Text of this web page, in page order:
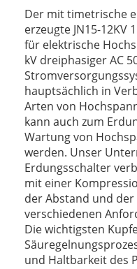
Der mit timetrische
erzeugte JN15-12KV
für elektrische
kV dreiphasiger AC
hauptsächlich in
Arten von
kann auch zum
Wartung von
werden. Unser
Erdungsschalter
mit einer
der Abstand und
verschiedenen
Die wichtigsten
und Haltbarkeit des